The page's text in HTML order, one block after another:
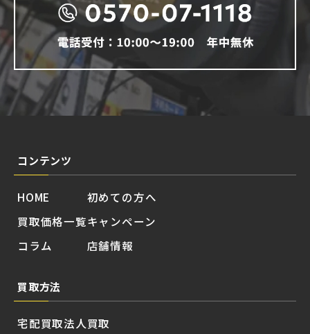
コンテンツ
HOME
買取価格一覧
コラム
初めての方へ
キャンペーン
店舗情報
買取方法
宅配買取法人買取